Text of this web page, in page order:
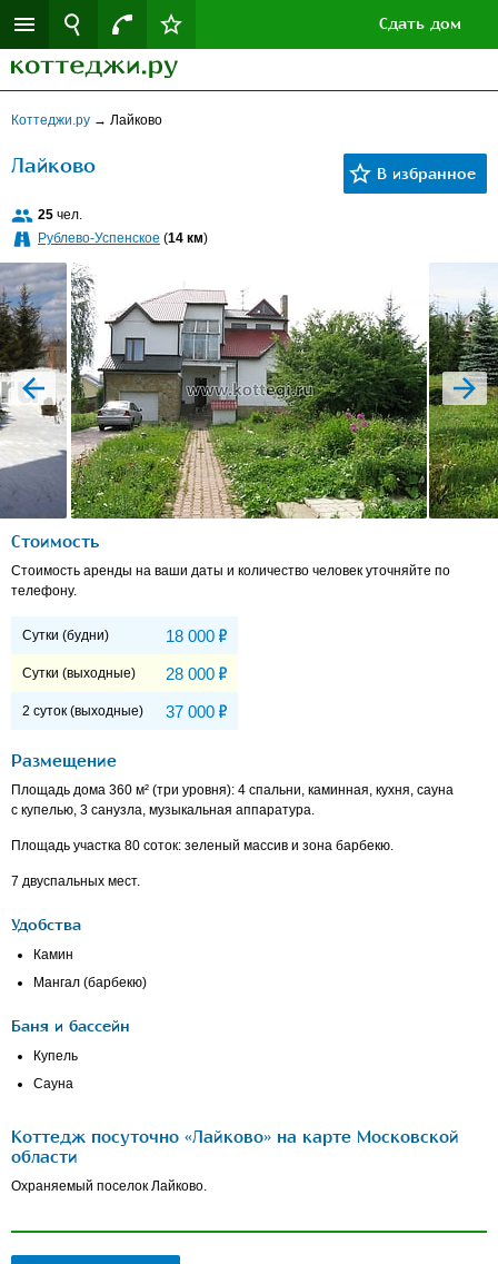
Сдать дом
Коттеджи.ру → Лайково
Лайково
25 чел.
Рублево-Успенское (14 км)
prev next
Стоимость
Стоимость аренды на ваши даты и количество человек уточняйте по
телефону.
Сутки (будни) 18 000 Р
Сутки (выходные) 28 000 Р
2 суток (выходные) 37 000 Р
Размещение
Площадь дома 360 м² (три уровня): 4 спальни, каминная, кухня, сауна
с купелью, 3 санузла, музыкальная аппаратура.
Площадь участка 80 соток: зеленый массив и зона барбекю.
7 двуспальных мест.
Удобства
Камин
Мангал (барбекю)
Баня и бассейн
Купель
Сауна
Коттедж посуточно «Лайково» на карте Московской
области
Охраняемый поселок Лайково.